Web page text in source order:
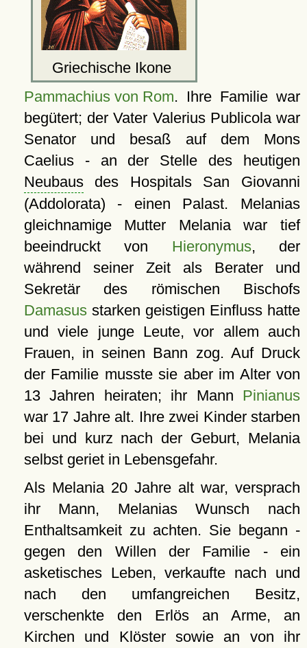
Griechische Ikone
Pammachius von Rom. Ihre Familie war
begütert; der Vater Valerius Publicola war
Senator und besaß auf dem Mons
Caelius - an der Stelle des heutigen
Neubausdes Hospitals San Giovanni
(Addolorata) - einen Palast. Melanias
gleichnamige Mutter Melania war tief
beeindruckt von Hieronymus, der
während seiner Zeit als Berater und
Sekretär des römischen Bischofs
Damasusstarken geistigen Einfluss hatte
und viele junge Leute, vor allem auch
Frauen, in seinen Bann zog. Auf Druck
der Familie musste sie aber im Alter von
13 Jahren heiraten; ihr Mann Pinianus
war 17 Jahre alt. Ihre zwei Kinder starben
bei und kurz nach der Geburt, Melania
selbst geriet in Lebensgefahr.
Als Melania 20 Jahre alt war, versprach
ihr Mann, Melanias Wunsch nach
Enthaltsamkeit zu achten. Sie begann -
gegen den Willen der Familie - ein
asketisches Leben, verkaufte nach und
nach den umfangreichen Besitz,
verschenkte den Erlös an Arme, an
Kirchen und Klöster sowie an von ihr